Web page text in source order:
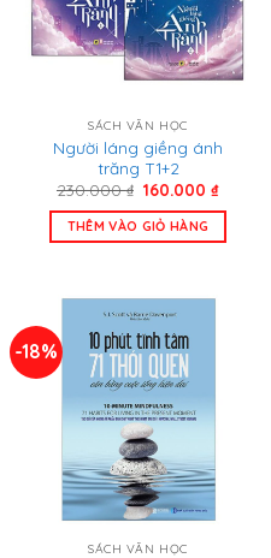
SÁCH VĂN HỌC
Người láng giềng ánh
trăng T1+2
230.000₫ Giá
là:
230.000 ₫.
160.000₫Giá
tại
THÊM VÀO GIỎ HÀNG
-18%
SÁCH VĂN HỌC